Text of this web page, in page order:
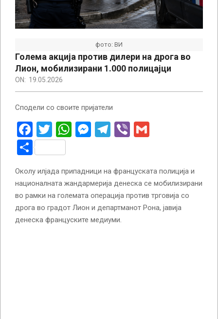
фото: ВИ
Голема акција против дилери на дрога во
Лион, мобилизирани 1.000 полицајци
ON: 19.05.2026
Сподели со своите пријатели
Facebook
Twitter
WhatsApp
Messenger
Telegram
Viber
Share
Околу илјада припадници на француската полиција и
националната жандармерија денеска се мобилизирани
во рамки на големата операција против трговија со
дрога во градот Лион и департманот Рона, јавија
денеска француските медиуми.